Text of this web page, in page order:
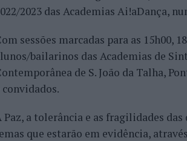
2023 das Academias Ai!aDança,
sessões marcadas para as 15h00,
bailarinos das Academias de
de S. João da Talha,
convidados.
Paz, a tolerância e as fragilidades
que estarão em evidência,